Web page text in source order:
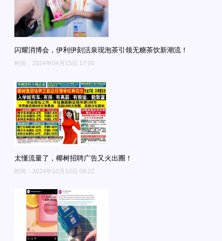
闪耀消博会，伊利伊刻活泉现泡茶引领无糖茶饮新潮流！
时间：2024年04月15日 17:00
太懂流量了，椰树招聘广告又火出圈！
时间：2024年10月10日 09:22